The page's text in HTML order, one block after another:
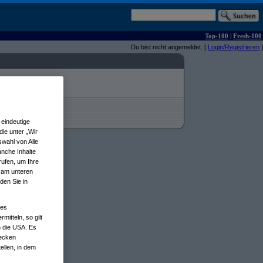
Top-100 | Fresh-100
Du bist nicht angemeldet. [ Login/Registrieren ]
unter „Wir
von Alle
Inhalte
um Ihre
unteren
Sie in
so gilt
die USA. Es
in dem